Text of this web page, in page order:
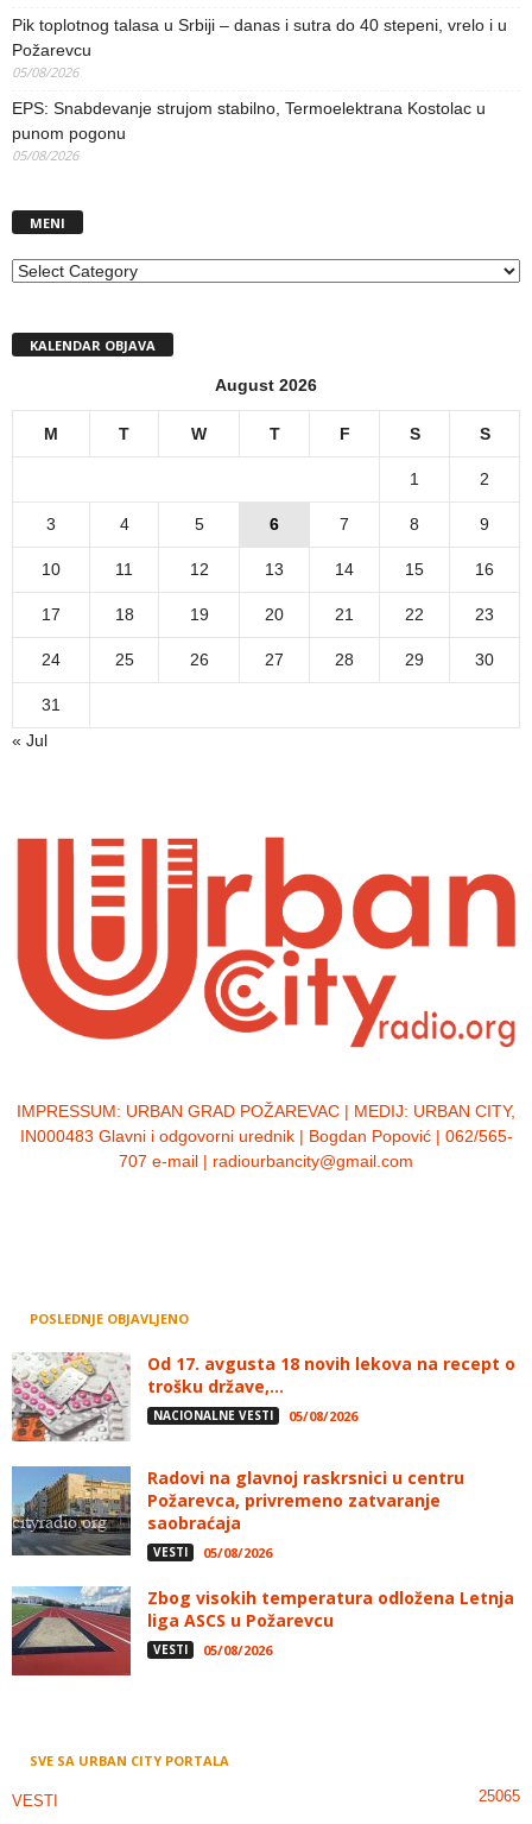
Pik toplotnog talasa u Srbiji – danas i sutra do 40 stepeni, vrelo i u
Požarevcu
05/08/2026
EPS: Snabdevanje strujom stabilno, Termoelektrana Kostolac u
punom pogonu
05/08/2026
MENI
MENI
KALENDAR OBJAVA
August 2026
M T W T F S S
1 2
3 4 5 6 7 8 9
10 11 12 13 14 15 16
17 18 19 20 21 22 23
24 25 26 27 28 29 30
31
« Jul
IMPRESSUM: URBAN GRAD POŽAREVAC | MEDIJ: URBAN CITY,
IN000483 Glavni i odgovorni urednik | Bogdan Popović | 062/565-
707 e-mail | radiourbancity@gmail.com
POSLEDNJE OBJAVLJENO
Od 17. avgusta 18 novih lekova na recept o
trošku države,...
NACIONALNE VESTI 05/08/2026
Radovi na glavnoj raskrsnici u centru
Požarevca, privremeno zatvaranje
saobraćaja
VESTI 05/08/2026
Zbog visokih temperatura odložena Letnja
liga ASCS u Požarevcu
VESTI 05/08/2026
SVE SA URBAN CITY PORTALA
VESTI
25065